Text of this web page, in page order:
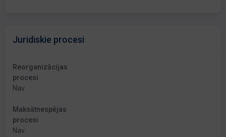
Juridiskie procesi
Reorganizācijas
procesi
Nav
Maksātnespējas
procesi
Nav